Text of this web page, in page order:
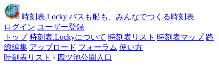
時刻表.Locky バスも船も、みんなでつくる時刻表
ログイン ユーザー登録
トップ 時刻表.Lockyについて 時刻表リスト 時刻表マップ 路
線編集 アップロード フォーラム 使い方
時刻表リスト › 四ツ池公園入口